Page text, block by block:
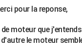
pour la reponse,
moteur que
le moteur